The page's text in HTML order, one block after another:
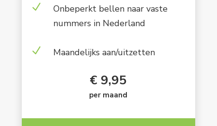
N
Onbeperkt bellen naar vaste
nummers in Nederland
N Maandelijks aan/uitzetten
€ 9,95
per maand